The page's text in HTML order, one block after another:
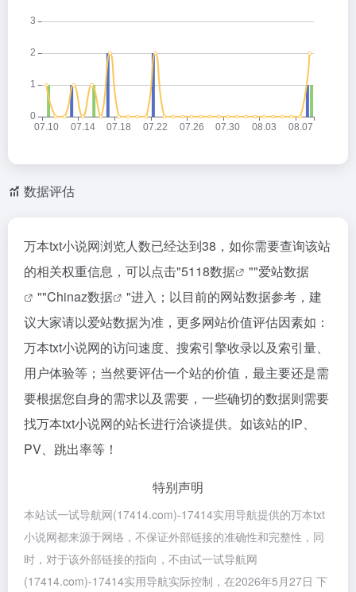
数据评估
万本txt小说网浏览人数已经达到38，如你需要查询该站
的相关权重信息，可以点击"5118数据 ""爱站数据
""Chinaz数据
"进入；以目前的网站数据参考，建
议大家请以爱站数据为准，更多网站价值评估因素如：
万本txt小说网的访问速度、搜索引擎收录以及索引量、
用户体验等；当然要评估一个站的价值，最主要还是需
要根据您自身的需求以及需要，一些确切的数据则需要
找万本txt小说网的站长进行洽谈提供。如该站的IP、
PV、跳出率等！
特别声明
本站试一试导航网(17414.com)-17414实用导航提供的万本txt
小说网都来源于网络，不保证外部链接的准确性和完整性，同
时，对于该外部链接的指向，不由试一试导航网
(17414.com)-17414实用导航实际控制，在2026年5月27日 下